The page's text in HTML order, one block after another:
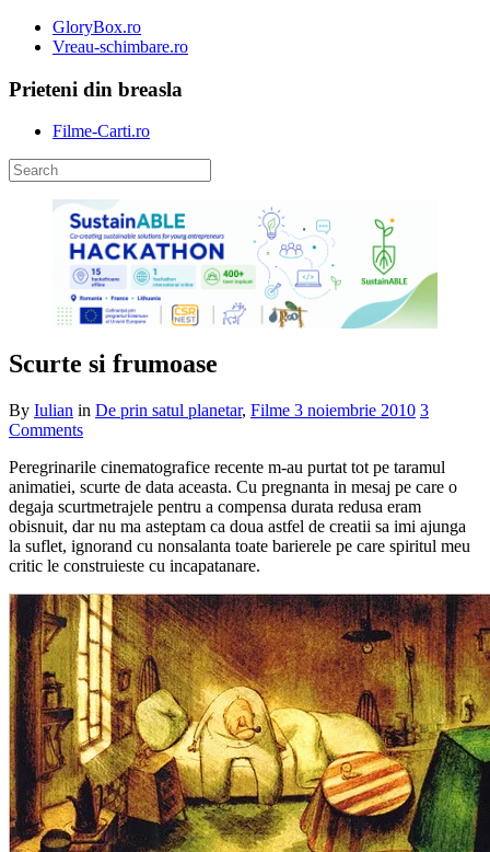
GloryBox.ro
Vreau-schimbare.ro
Prieteni din breasla
Filme-Carti.ro
Scurte si frumoase
By Iulian in De prin satul planetar, Filme 3 noiembrie 2010 3
Comments
Peregrinarile cinematografice recente m-au purtat tot pe taramul
animatiei, scurte de data aceasta. Cu pregnanta in mesaj pe care o
degaja scurtmetrajele pentru a compensa durata redusa eram
obisnuit, dar nu ma asteptam ca doua astfel de creatii sa imi ajunga
la suflet, ignorand cu nonsalanta toate barierele pe care spiritul meu
critic le construieste cu incapatanare.